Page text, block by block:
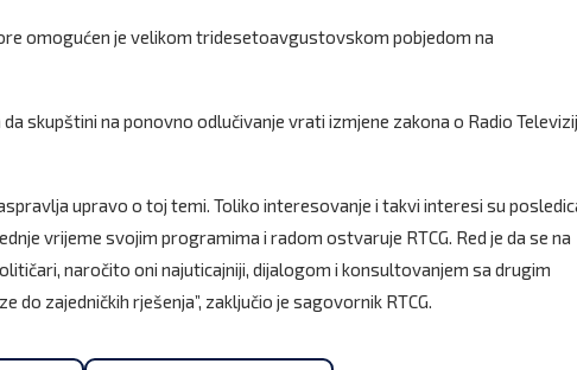
omogućen je velikom tridesetoavgustovskom pobjedom na
skupštini na ponovno odlučivanje vrati izmjene zakona o Radio
upravo o toj temi. Toliko interesovanje i takvi interesi su
vrijeme svojim programima i radom ostvaruje RTCG. Red je da se na
naročito oni najuticajniji, dijalogom i konsultovanjem sa drugim
zajedničkih rješenja”, zaključio je sagovornik RTCG.